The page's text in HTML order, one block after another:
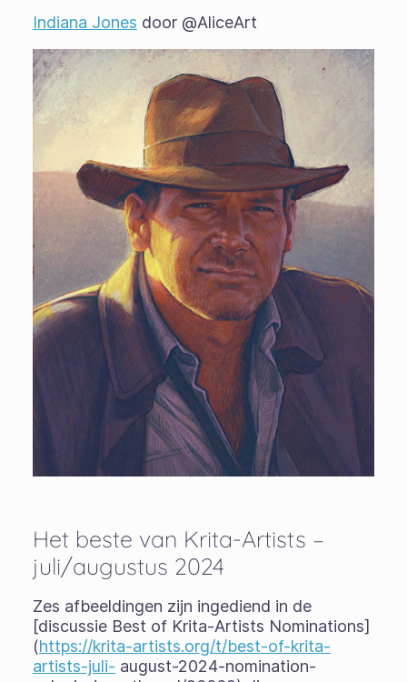
Indiana Jones door @AliceArt
Het beste van Krita-Artists –
juli/augustus 2024
Zes afbeeldingen zijn ingediend in de
[discussie Best of Krita-Artists Nominations]
(https://krita-artists.org/t/best-of-krita-
artists-juli- august-2024-nomination-